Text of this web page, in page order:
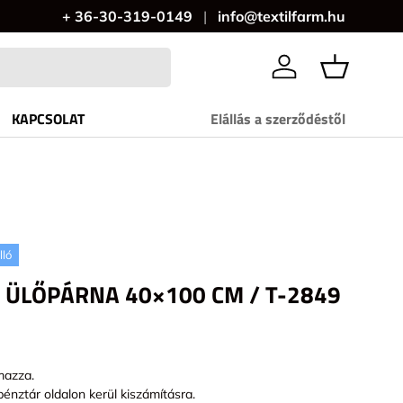
+ 36-30-319-0149 info@textilfarm.hu
Bejelentkezés
KAPCSOLAT Elállás a szerződéstől
ÜLŐPÁRNA 40×100 CM / T-2849
oldalon kerül kiszámításra.